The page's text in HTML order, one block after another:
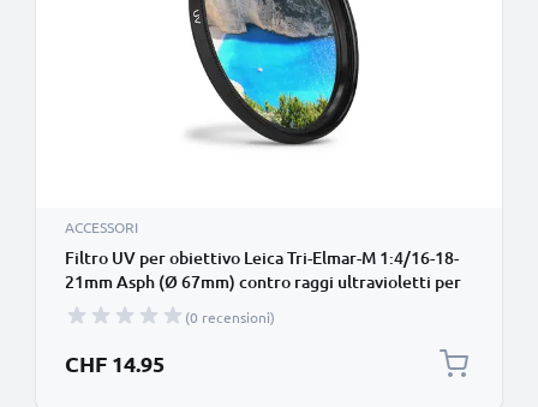
ACCESSORI
Filtro UV per obiettivo Leica Tri-Elmar-M 1:4/16-18-
21mm Asph (Ø 67mm) contro raggi ultravioletti per
filettatura avente diametro Ø 67mm Vetro,
protezione delle lente fotocamera
(0 recensioni)
CHF 14.95